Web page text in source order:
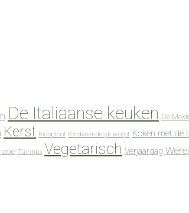
De Italiaanse keuken De
Kerst Kidsproof Kindvriendelijk recept Koken met de
Tuintips Vegetarisch Verjaardag